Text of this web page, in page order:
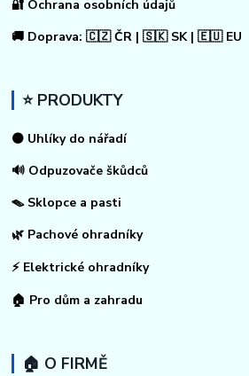
🔐 Ochrana osobních údajů
🚚 Doprava: 🇨🇿 ČR | 🇸🇰 SK | 🇪🇺 EU
⭐ PRODUKTY
⚫ Uhlíky do nářadí
🔊 Odpuzovače škůdců
🪤 Sklopce a pasti
🌿 Pachové ohradníky
⚡ Elektrické ohradníky
🏠 Pro dům a zahradu
🏠 O FIRMĚ